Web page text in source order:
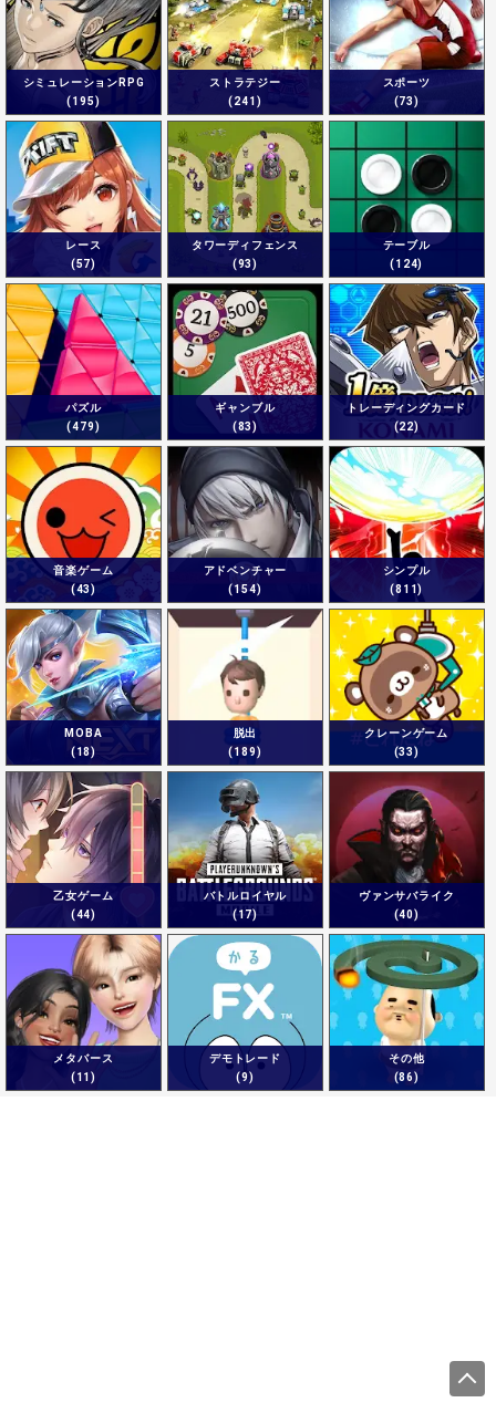
シミュレーションRPG
(195)
ストラテジー
(241)
スポーツ
(73)
レース
(57)
タワーディフェンス
(93)
テーブル
(124)
パズル
(479)
ギャンブル
(83)
トレーディングカード
(22)
音楽ゲーム
(43)
アドベンチャー
(154)
シンプル
(811)
MOBA
(18)
脱出
(189)
クレーンゲーム
(33)
乙女ゲーム
(44)
バトルロイヤル
(17)
ヴァンサバライク
(40)
メタバース
(11)
デモトレード
(9)
その他
(86)